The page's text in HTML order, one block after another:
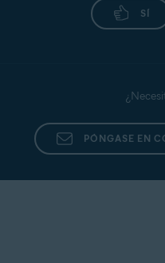
SÍ
PÓNGASE EN